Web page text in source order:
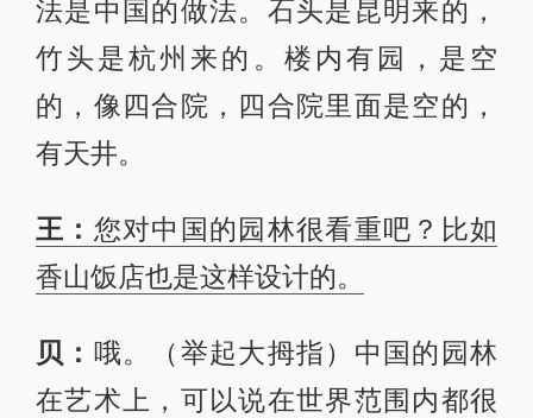
法是中国的做法。石头是昆明来的，
竹头是杭州来的。楼内有园，是空
的，像四合院，四合院里面是空的，
有天井。
王： 您对中国的园林很看重吧？比如
香山饭店也是这样设计的。
贝： 哦。（举起大拇指）中国的园林
在艺术上，可以说在世界范围内都很